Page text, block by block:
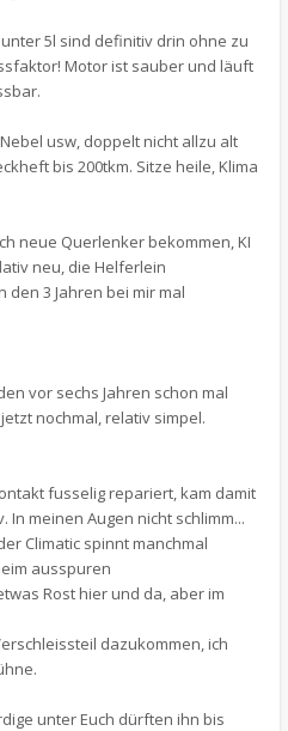
unter 5l sind definitiv drin ohne zu
Motor ist sauber und läuft
Nebel usw, doppelt nicht allzu alt
bis 200tkm. Sitze heile, Klima
neue Querlenker bekommen, KI
neu, die Helferlein
3 Jahren bei mir mal
vor sechs Jahren schon mal
nochmal, relativ simpel.
fusselig repariert, kam damit
In meinen Augen nicht schlimm...
Climatic spinnt manchmal
ausspuren
Rost hier und da, aber im
dazukommen, ich
unter Euch dürften ihn bis